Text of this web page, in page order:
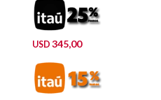
USD 345,00